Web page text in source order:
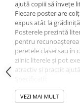
ajută copiii să învețe
Fiecare poster are
expus atât la
Posterele prezintă
pentru
peretele clasei sau în
zilnic literele și pot
atractiv și practic
Set de postere cu
Colțuri rotunjite
VEZI MAI MULT